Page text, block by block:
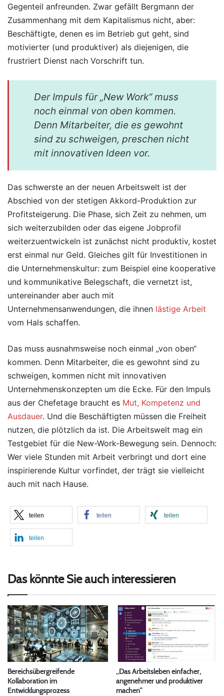
Gegenteil anfreunden. Zwar gefällt Bergmann der
Zusammenhang mit dem Kapitalismus nicht, aber:
Beschäftigte, denen es im Betrieb gut geht, sind
motivierter (und produktiver) als diejenigen, die
frustriert Dienst nach Vorschrift tun.
Der Impuls für „New Work“ muss
noch einmal von oben kommen.
Denn Mitarbeiter, die es gewohnt
sind zu schweigen, preschen nicht
mit innovativen Ideen vor.
Das schwerste an der neuen Arbeitswelt ist der
Abschied von der stetigen Akkord-Produktion zur
Profitsteigerung. Die Phase, sich Zeit zu nehmen, um
sich weiterzubilden oder das eigene Jobprofil
weiterzuentwickeln ist zunächst nicht produktiv, kostet
erst einmal nur Geld. Gleiches gilt für Investitionen in
die Unternehmenskultur: zum Beispiel eine kooperative
und kommunikative Belegschaft, die vernetzt ist,
untereinander aber auch mit
Unternehmensanwendungen, die ihnen lästige Arbeit
vom Hals schaffen.
Das muss ausnahmsweise noch einmal „von oben“
kommen. Denn Mitarbeiter, die es gewohnt sind zu
schweigen, kommen nicht mit innovativen
Unternehmenskonzepten um die Ecke. Für den Impuls
aus der Chefetage braucht es Mut, Kompetenz und
Ausdauer. Und die Beschäftigten müssen die Freiheit
nutzen, die plötzlich da ist. Die Arbeitswelt mag ein
Testgebiet für die New-Work-Bewegung sein. Dennoch:
Wer viele Stunden mit Arbeit verbringt und dort eine
inspirierende Kultur vorfindet, der trägt sie vielleicht
auch mit nach Hause.
teilen teilen teilen
teilen
Das könnte Sie auch interessieren
Bereichsübergreifende
Kollaboration im
Entwicklungsprozess
„Das Arbeitsleben einfacher,
angenehmer und produktiver
machen“